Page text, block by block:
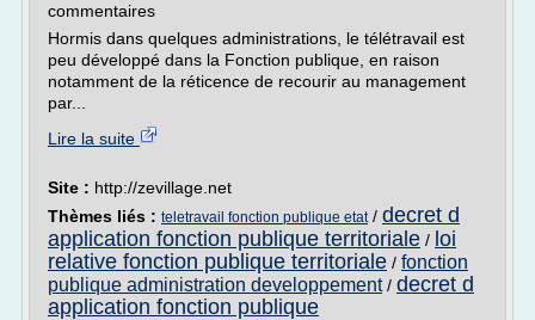
commentaires
Hormis dans quelques administrations, le télétravail est
peu développé dans la Fonction publique, en raison
notamment de la réticence de recourir au management
par...
Lire la suite
Site : http://zevillage.net
Thèmes liés : teletravail fonction publique etat/ decret d
application fonction publique territoriale / loi
relative fonction publique territoriale / fonction
publique administration developpement/ decret d
application fonction publique